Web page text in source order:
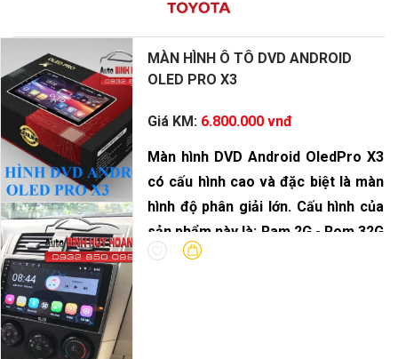
MÀN HÌNH Ô TÔ DVD ANDROID
OLED PRO X3
Giá KM: 6.800.000 vnđ
Màn hình DVD Android OledPro X3
có cấu hình cao và đặc biệt là màn
hình độ phân giải lớn. Cấu hình của
sản phẩm này là: Ram 2G - Rom 32G
- vi xử lý 8 Core.